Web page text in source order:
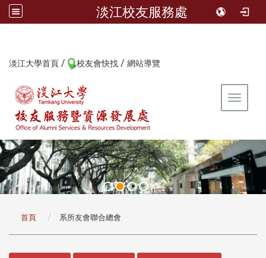
淡江校友服務處
淡江大學首頁 / 校友會快找 / 網站導覽
Toggle
首頁 系所友會聯合總會